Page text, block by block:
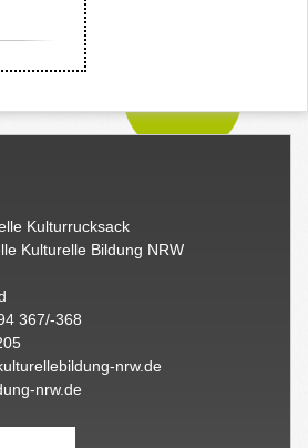
Kulturrucksack
Kulturelle Bildung NRW
367/-368
nrw.de
nrw.de